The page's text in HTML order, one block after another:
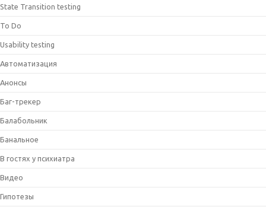
State Transition testing
To Do
Usability testing
Автоматизация
Анонсы
Баг-трекер
Балабольник
Банальное
В гостях у психиатра
Видео
Гипотезы